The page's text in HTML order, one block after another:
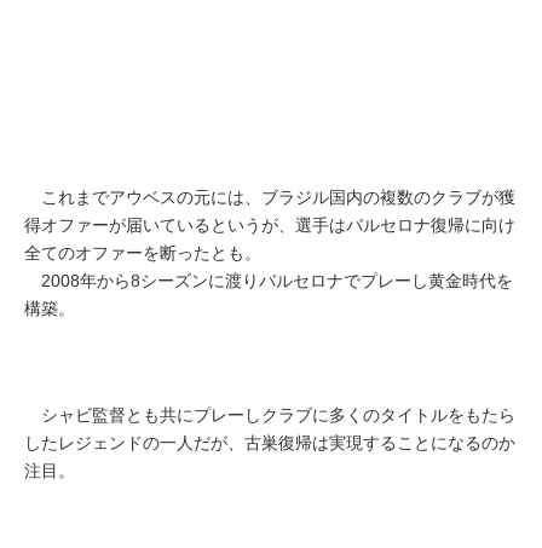
これまでアウベスの元には、ブラジル国内の複数のクラブが獲
得オファーが届いているというが、選手はバルセロナ復帰に向け
全てのオファーを断ったとも。
2008年から8シーズンに渡りバルセロナでプレーし黄金時代を
構築。
シャビ監督とも共にプレーしクラブに多くのタイトルをもたら
したレジェンドの一人だが、古巣復帰は実現することになるのか
注目。